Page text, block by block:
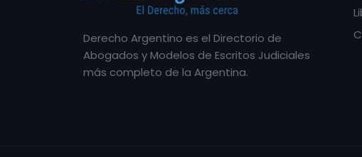
Derecho Argentino es el Directorio de
Abogados y Modelos de Escritos Judiciales
más completo de la Argentina.